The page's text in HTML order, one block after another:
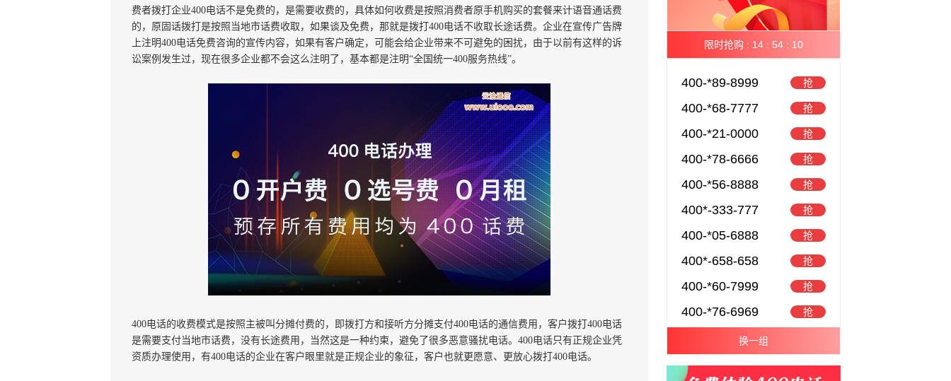
费者拨打企业400电话不是免费的，是需要收费的，具体如何收费是按照消费者原手机购买的套餐来计语音通话费
的，原固话拨打是按照当地市话费收取，如果谈及免费，那就是拨打400电话不收取长途话费。企业在宣传广告牌
上注明400电话免费咨询的宣传内容，如果有客户确定，可能会给企业带来不可避免的困扰，由于以前有这样的诉
讼案例发生过，现在很多企业都不会这么注明了，基本都是注明“全国统一400服务热线”。
400电话的收费模式是按照主被叫分摊付费的，即拨打方和接听方分摊支付400电话的通信费用，客户拨打 400电话
是需要支付当地市话费，没有长途费用，当然这是一种约束，避免了很多恶意骚扰电话。400电话只有正规企业凭
资质办理使用，有400电话的企业在客户眼里就是正规企业的象征，客户也就更愿意、更放心拨打400电话。
限时抢购 : 14 : 54 : 10
400-*89-8999 抢
400-*68-7777 抢
400-*21-0000 抢
400-*78-6666 抢
400-*56-8888 抢
400*-333-777 抢
400-*05-6888 抢
400*-658-658 抢
400-*60-7999 抢
400-*76-6969 抢
换一组